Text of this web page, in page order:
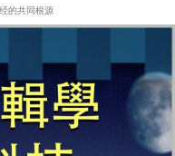
的共同根源